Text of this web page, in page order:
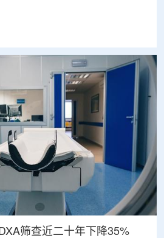
筛查近二十年下降35%